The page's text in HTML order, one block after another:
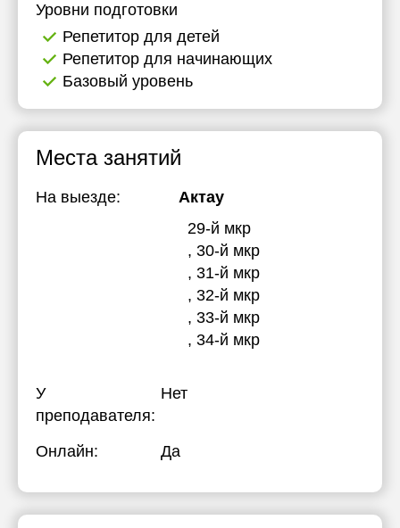
Уровни подготовки
Репетитор для детей
Репетитор для начинающих
Базовый уровень
Места занятий
На выезде:
Актау
29-й мкр
, 30-й мкр
, 31-й мкр
, 32-й мкр
, 33-й мкр
, 34-й мкр
У
преподавателя:
Нет
Онлайн: Да